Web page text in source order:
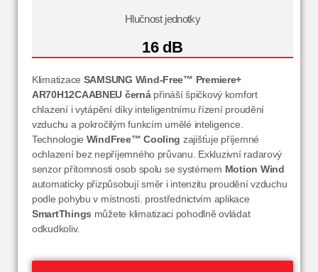
Hlučnost jednotky
16 dB
Klimatizace SAMSUNG Wind-Free™ Premiere+
AR70H12CAABNEU černápřináší špičkový komfort
chlazení i vytápění díky inteligentnímu řízení proudění
vzduchu a pokročilým funkcím umělé inteligence.
Technologie WindFree™ Cooling zajišťuje příjemné
ochlazení bez nepříjemného průvanu. Exkluzivní radarový
senzor přítomnosti osob spolu se systémem Motion Wind
automaticky přizpůsobují směr i intenzitu proudění vzduchu
podle pohybu v místnosti. prostřednictvím aplikace
SmartThings můžete klimatizaci pohodlně ovládat
odkudkoliv.